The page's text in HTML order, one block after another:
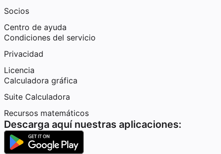
Socios
Centro de ayuda
Condiciones del servicio
Privacidad
Licencia
Calculadora gráfica
Suite Calculadora
Recursos matemáticos
Descarga aquí nuestras aplicaciones: